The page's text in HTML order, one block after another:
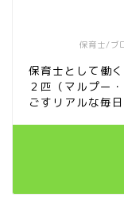
保育士/ブ
保育士として働
２匹（マルプー
ごすリアルな毎